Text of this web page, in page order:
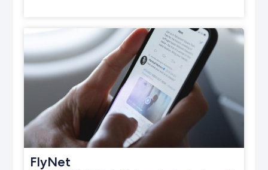
FlyNet